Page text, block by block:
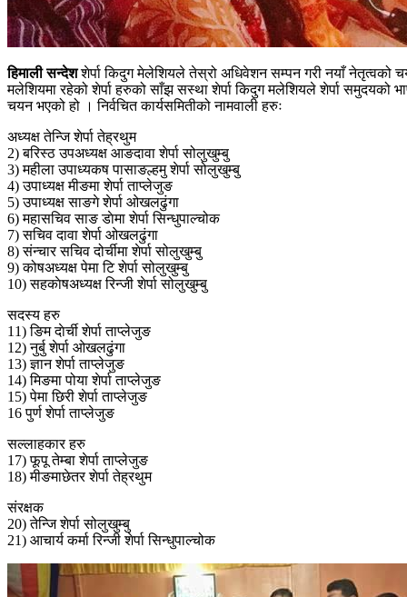
हिमाली सन्देशशेर्पा किदुग मेलेशियले तेस्रो अधिवेशन सम्पन गरी नयाँ नेतृत्वको
मलेशियमा रहेको शेर्पा हरुको साँझ सस्था शेर्पा किदुग मलेशियले शेर्पा समुदयको
चयन भएको हो । निर्वचित कार्यसमितीको नामवाली हरुः
अध्यक्ष तेन्जि शेर्पा तेह्रथुम
2) बरिस्ठ उपअध्यक्ष आङदावा शेर्पा सोलुखुम्बु
3) महीला उपाध्यकष पासाङल्हमु शेर्पा सोलुखुम्बु
4) उपाध्यक्ष मीङमा शेर्पा ताप्लेजुङ
5) उपाध्यक्ष साङगे शेर्पा ओखलढुंगा
6) महासचिव साङ डाेमा शेर्पा सिन्धुपाल्चोक
7) सचिव दावा शेर्पा ओखलढुंगा
8) संन्चार सचिव दोर्चीमा शेर्पा सोलुखुम्बु
9) कोषअध्यक्ष पेमा टि शेर्पा सोलुखुम्बु
10) सहकाेषअध्यक्ष रिन्जी शेर्पा सोलुखुम्बु
सदस्य हरु
11) ङिम दाेर्ची शेर्पा ताप्लेजुङ
12) नुर्बु शेर्पा ओखलढुंगा
13) ज्ञान शेर्पा ताप्लेजुङ
14) मिङमा पोया शेर्पा ताप्लेजुङ
15) पेमा छिरी शेर्पा ताप्लेजुङ
16 पुर्ण शेर्पा ताप्लेजुङ
सल्लाहकार हरु
17) फूपू तेम्बा शेर्पा ताप्लेजुङ
18) मीङमाछेतर शेर्पा तेह्रथुम
संरक्षक
20) तेन्जि शेर्पा सोलुखुम्बु
21) आचार्य कर्मा रिन्जी शेर्पा सिन्धुपाल्चोक